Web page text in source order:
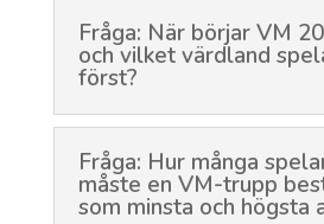
Fråga: När börjar VM
och vilket värdland
först?
Fråga: Hur många
måste en VM-trupp
som minsta och högsta